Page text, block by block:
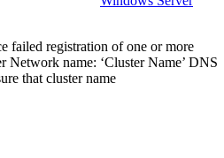
failed registration of one or more
Network name: ‘Cluster Name’ DNS
that cluster name